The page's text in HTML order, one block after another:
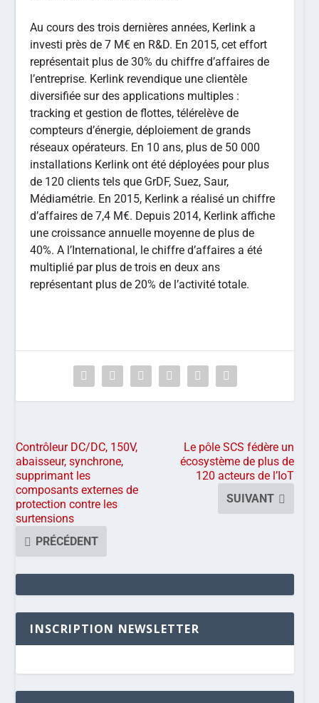
Au cours des trois dernières années, Kerlink a
investi près de 7 M€ en R&D. En 2015, cet effort
représentait plus de 30% du chiffre d’affaires de
l’entreprise. Kerlink revendique une clientèle
diversifiée sur des applications multiples :
tracking et gestion de flottes, télérelève de
compteurs d’énergie, déploiement de grands
réseaux opérateurs. En 10 ans, plus de 50 000
installations Kerlink ont été déployées pour plus
de 120 clients tels que GrDF, Suez, Saur,
Médiamétrie. En 2015, Kerlink a réalisé un chiffre
d’affaires de 7,4 M€. Depuis 2014, Kerlink affiche
une croissance annuelle moyenne de plus de
40%. A l’International, le chiffre d’affaires a été
multiplié par plus de trois en deux ans
représentant plus de 20% de l’activité totale.
Contrôleur DC/DC, 150V,
abaisseur, synchrone,
supprimant les
composants externes de
protection contre les
surtensions
PRÉCÉDENT
Le pôle SCS fédère un
écosystème de plus de
120 acteurs de l’IoT
SUIVANT
INSCRIPTION NEWSLETTER